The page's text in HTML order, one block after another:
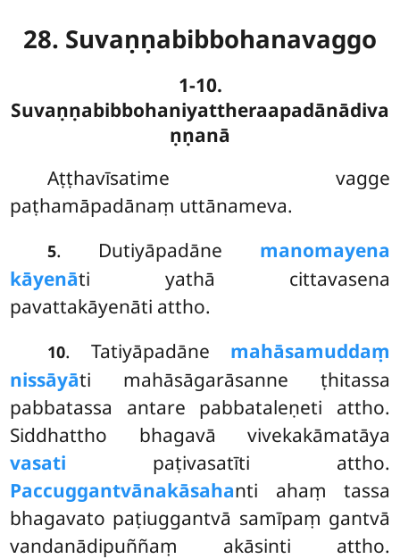
28. Suvaṇṇabibbohanavaggo
1-10.
Suvaṇṇabibbohaniyattheraapadānādiva
ṇṇanā
Aṭṭhavīsatime vagge
paṭhamāpadānaṃ uttānameva.
5. Dutiyāpadāne manomayena
kāyenāti yathā cittavasena
pavattakāyenāti attho.
10. Tatiyāpadāne mahāsamuddaṃ
nissāyāti mahāsāgarāsanne ṭhitassa
pabbatassa antare pabbataleṇeti attho.
Siddhattho bhagavā vivekakāmatāya
vasati paṭivasatīti attho.
Paccuggantvānakāsahanti ahaṃ tassa
bhagavato paṭiuggantvā samīpaṃ gantvā
vandanādipuññaṃ akāsinti attho.